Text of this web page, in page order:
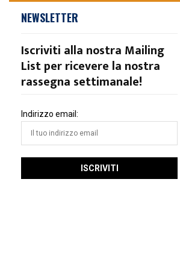
NEWSLETTER
Iscriviti alla nostra Mailing
List per ricevere la nostra
rassegna settimanale!
Indirizzo email: